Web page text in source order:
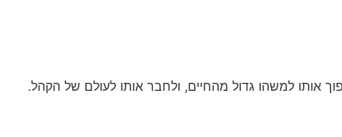
אותו למשהו גדול מהחיים, ולחבר אותו לעולם של הקהל.